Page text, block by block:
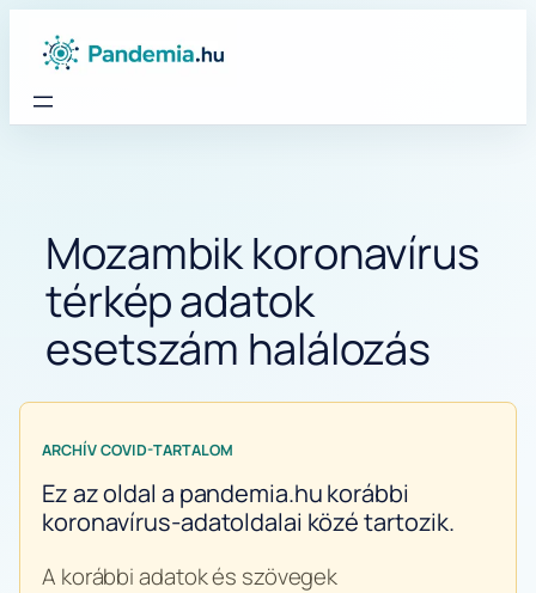
Mozambik koronavírus
térkép adatok
esetszám halálozás
ARCHÍV COVID-TARTALOM
Ez az oldal a pandemia.hu korábbi
koronavírus-adatoldalai közé tartozik.
A korábbi adatok és szövegek